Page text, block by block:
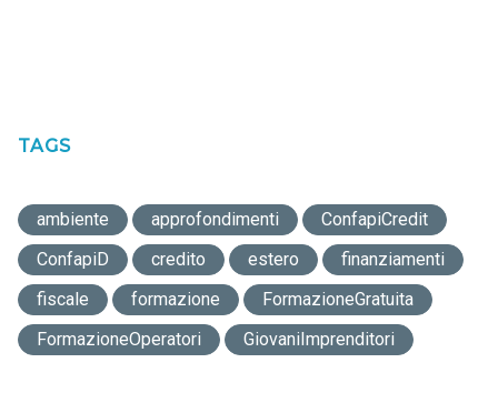
TAGS
ambiente approfondimenti
ConfapiCredit
ConfapiD
credito estero
finanziamenti
fiscale
formazione
FormazioneGratuita
FormazioneOperatori
GiovaniImprenditori